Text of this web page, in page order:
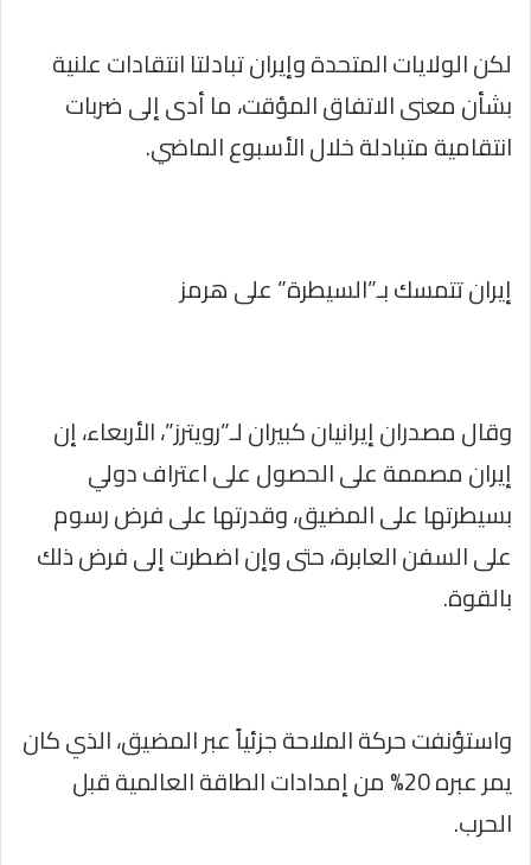
لكن الولايات المتحدة وإيران تبادلتا انتقادات علنية
بشأن معنى الاتفاق المؤقت، ما أدى إلى ضربات
انتقامية متبادلة خلال الأسبوع الماضي.
إيران تتمسك بـ”السيطرة” على هرمز
وقال مصدران إيرانيان كبيران لـ”رويترز”، الأربعاء، إن
إيران مصممة على الحصول على اعتراف دولي
بسيطرتها على المضيق، وقدرتها على فرض رسوم
على السفن العابرة، حتى وإن اضطرت إلى فرض ذلك
بالقوة.
واستؤنفت حركة الملاحة جزئياً عبر المضيق، الذي كان
يمر عبره 20% من إمدادات الطاقة العالمية قبل
الحرب.